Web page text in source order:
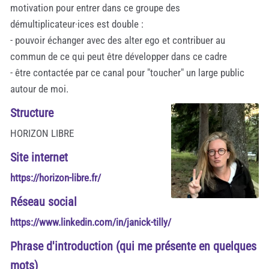
motivation pour entrer dans ce groupe des
démultiplicateur·ices est double :
- pouvoir échanger avec des alter ego et contribuer au
commun de ce qui peut être développer dans ce cadre
- être contactée par ce canal pour "toucher" un large public
autour de moi.
Structure
HORIZON LIBRE
Site internet
https://horizon-libre.fr/
Réseau social
https://www.linkedin.com/in/janick-tilly/
Phrase d'introduction (qui me présente en quelques
mots)